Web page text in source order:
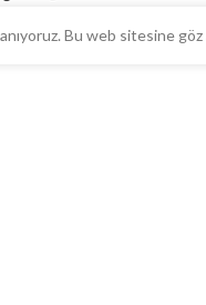
Bu web sitesine göz